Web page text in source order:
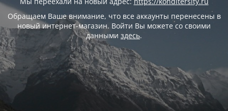
Обращаем Ваше внимание, что все аккаунты перенесены в
новый интернет-магазин. Войти Вы можете со своими
данными здесь.